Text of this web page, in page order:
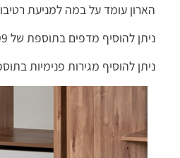
עומד על במה למניעת רטיבות.
להוסיף מדפים בתוספת של 99 ₪ (2 יחידות)
להוסיף מגירות פנימיות בתוספת של 299 ₪